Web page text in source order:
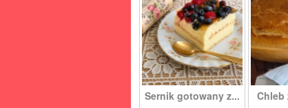
Sernik gotowany z... Chleb